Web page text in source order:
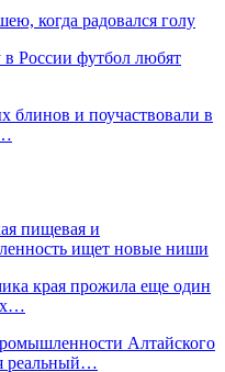
когда радовался голу
в России футбол любят
блинов и поучаствовали в
пищевая и
ищет новые ниши
края прожила еще один
Алтайского
реальный…